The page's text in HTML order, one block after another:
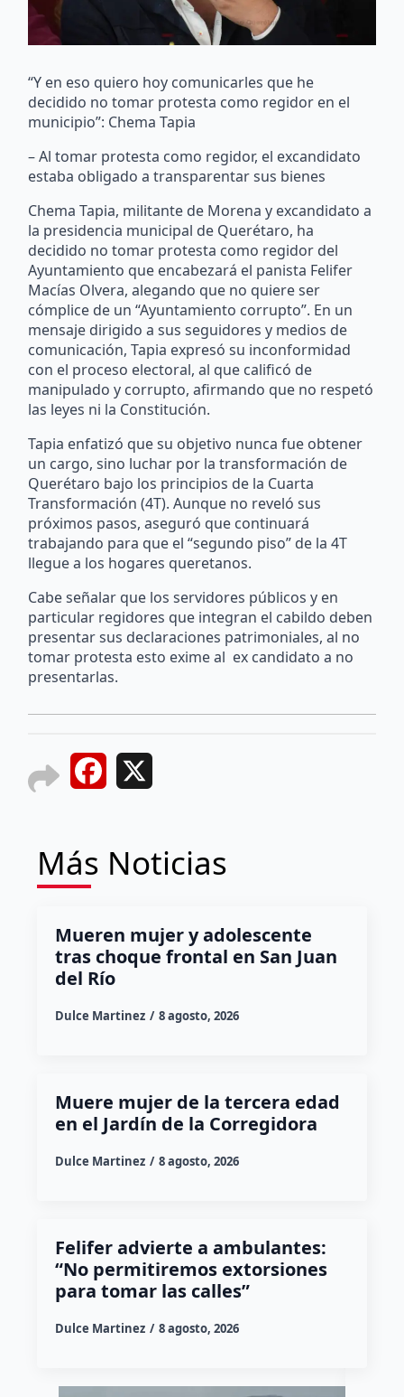
“Y en eso quiero hoy comunicarles que he
decidido no tomar protesta como regidor en el
municipio”: Chema Tapia
– Al tomar protesta como regidor, el excandidato
estaba obligado a transparentar sus bienes
Chema Tapia, militante de Morena y excandidato a
la presidencia municipal de Querétaro, ha
decidido no tomar protesta como regidor del
Ayuntamiento que encabezará el panista Felifer
Macías Olvera, alegando que no quiere ser
cómplice de un “Ayuntamiento corrupto”. En un
mensaje dirigido a sus seguidores y medios de
comunicación, Tapia expresó su inconformidad
con el proceso electoral, al que calificó de
manipulado y corrupto, afirmando que no respetó
las leyes ni la Constitución.
Tapia enfatizó que su objetivo nunca fue obtener
un cargo, sino luchar por la transformación de
Querétaro bajo los principios de la Cuarta
Transformación (4T). Aunque no reveló sus
próximos pasos, aseguró que continuará
trabajando para que el “segundo piso” de la 4T
llegue a los hogares queretanos.
Cabe señalar que los servidores públicos y en
particular regidores que integran el cabildo deben
presentar sus declaraciones patrimoniales, al no
tomar protesta esto exime al ex candidato a no
presentarlas.
Facebook
Más Noticias
Mueren mujer y adolescente
tras choque frontal en San Juan
del Río
Dulce Martinez 8 agosto, 2026
Muere mujer de la tercera edad
en el Jardín de la Corregidora
Dulce Martinez 8 agosto, 2026
Felifer advierte a ambulantes:
“No permitiremos extorsiones
para tomar las calles”
Dulce Martinez 8 agosto, 2026